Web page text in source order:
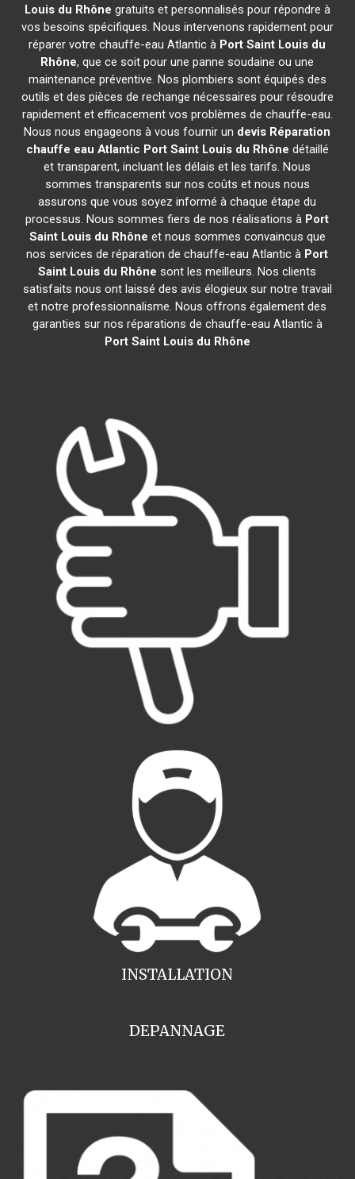
Louis du Rhône gratuits et personnalisés pour répondre à
vos besoins spécifiques. Nous intervenons rapidement pour
réparer votre chauffe-eau Atlantic à Port Saint Louis du
Rhône, que ce soit pour une panne soudaine ou une
maintenance préventive. Nos plombiers sont équipés des
outils et des pièces de rechange nécessaires pour résoudre
rapidement et efficacement vos problèmes de chauffe-eau.
Nous nous engageons à vous fournir un devis Réparation
chauffe eau Atlantic Port Saint Louis du Rhône détaillé
et transparent, incluant les délais et les tarifs. Nous
sommes transparents sur nos coûts et nous nous
assurons que vous soyez informé à chaque étape du
processus. Nous sommes fiers de nos réalisations à Port
Saint Louis du Rhône et nous sommes convaincus que
nos services de réparation de chauffe-eau Atlantic à Port
Saint Louis du Rhône sont les meilleurs. Nos clients
satisfaits nous ont laissé des avis élogieux sur notre travail
et notre professionnalisme. Nous offrons également des
garanties sur nos réparations de chauffe-eau Atlantic à
Port Saint Louis du Rhône
INSTALLATION
DEPANNAGE